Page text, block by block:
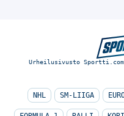
Urheilusivusto
NHL SM-LIIGA